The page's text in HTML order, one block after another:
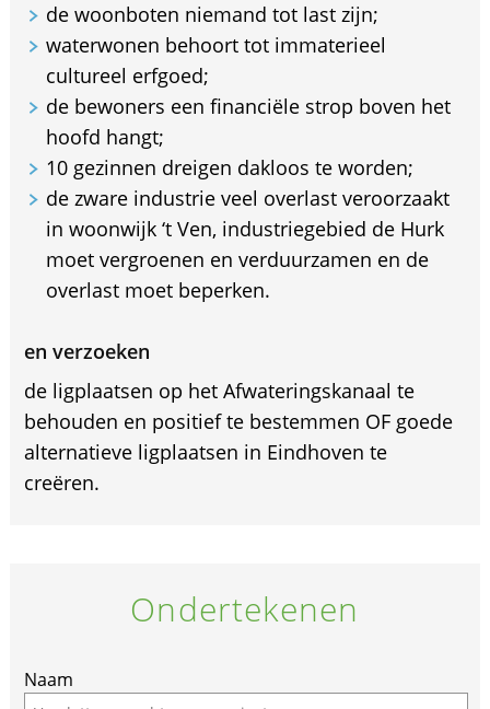
de woonboten niemand tot last zijn;
waterwonen behoort tot immaterieel
cultureel erfgoed;
de bewoners een financiële strop boven het
hoofd hangt;
10 gezinnen dreigen dakloos te worden;
de zware industrie veel overlast veroorzaakt
in woonwijk ‘t Ven, industriegebied de Hurk
moet vergroenen en verduurzamen en de
overlast moet beperken.
en verzoeken
de ligplaatsen op het Afwateringskanaal te
behouden en positief te bestemmen OF goede
alternatieve ligplaatsen in Eindhoven te
creëren.
Ondertekenen
Naam